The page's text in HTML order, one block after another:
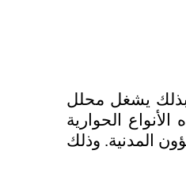
بذلك يشغل محلل
الحوارية
بالمقامات التي تُنتجُ فيها، وبصُور التداخل بينها، وما يترتب عن الانتقال من نوع إلى آخر من آثار إيجابية أو سلبية في تدبير الشؤون المدنية. ‎وذلك